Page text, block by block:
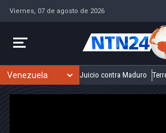
Viernes, 07 de agosto de 2026
Juicio contra Maduro